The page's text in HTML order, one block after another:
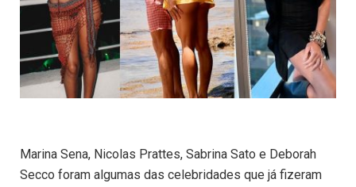
Marina Sena, Nicolas Prattes, Sabrina Sato e Deborah
Secco foram algumas das celebridades que já fizeram